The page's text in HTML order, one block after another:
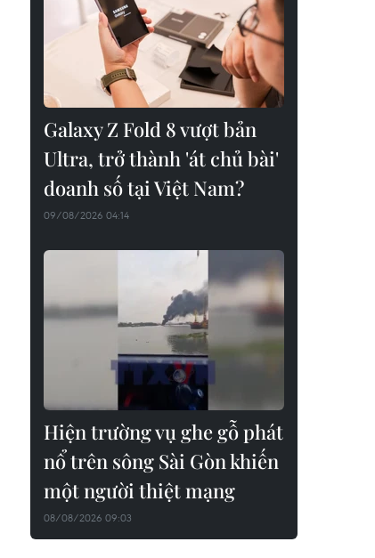
Galaxy Z Fold 8 vượt bản
Ultra, trở thành 'át chủ bài'
doanh số tại Việt Nam?
09/08/2026 04:14
Hiện trường vụ ghe gỗ phát
nổ trên sông Sài Gòn khiến
một người thiệt mạng
08/08/2026 09:03